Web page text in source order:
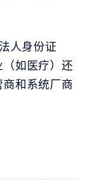
人身份证
如医疗）还
和系统厂商